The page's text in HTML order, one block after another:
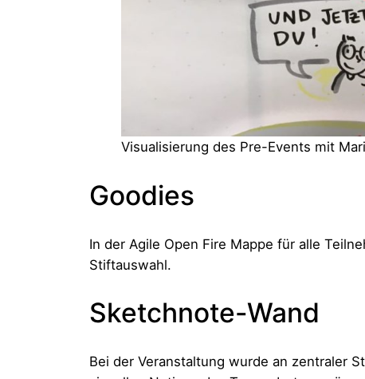
Visualisierung des Pre-Events mit
Goodies
In der Agile Open Fire Mappe für alle
Stiftauswahl.
Sketchnote-Wand
Bei der Veranstaltung wurde an zentraler